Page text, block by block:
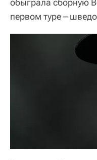
первом туре –